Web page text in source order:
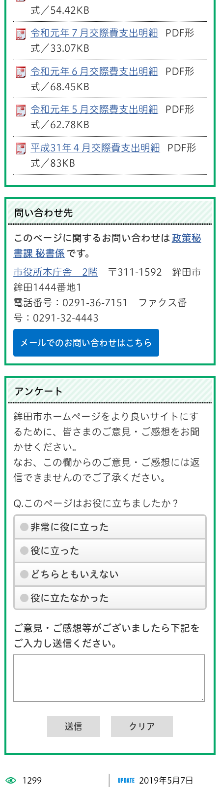
式／54.42KB
令和元年７月交際費支出明細
PDF形
式／33.07KB
令和元年６月交際費支出明細
PDF形
式／68.45KB
令和元年５月交際費支出明細
PDF形
式／62.78KB
平成31年４月交際費支出明細
PDF形
式／83KB
問い合わせ先
このページに関するお問い合わせは 政策秘
書課 秘書係 です。
市役所本庁舎 2階 〒311-1592 鉾田市
鉾田1444番地1
電話番号：0291-36-7151 ファクス番
号：0291-32-4443
メールでのお問い合わせはこちら
アンケート
鉾田市ホームページをより良いサイトにす
るために、皆さまのご意見・ご感想をお聞
かせください。
なお、この欄からのご意見・ご感想には返
信できませんのでご了承ください。
Q.このページはお役に立ちましたか？
非常に役に立った
役に立った
どちらともいえない
役に立たなかった
ご意見・ご感想等がございましたら下記を
ご入力し送信ください。
1299 2019年5月7日